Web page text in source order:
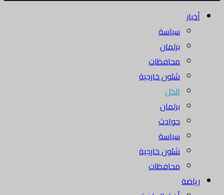
أخبار
سياسة
برلمان
محافظات
شئون خارجية
الكل
برلمان
حوادث
سياسة
شئون خارجية
محافظات
رياضة